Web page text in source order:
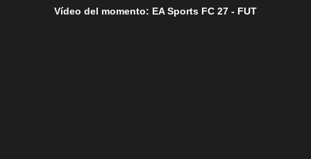
Vídeo del momento: EA Sports FC 27 - FUT